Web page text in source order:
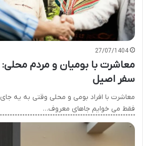
27/07/1404
معاشرت با بومیان و مردم محلی:
سفر اصیل
معاشرت با افراد بومی و محلی وقتی به یه
فقط می خوایم جاهای معروف…